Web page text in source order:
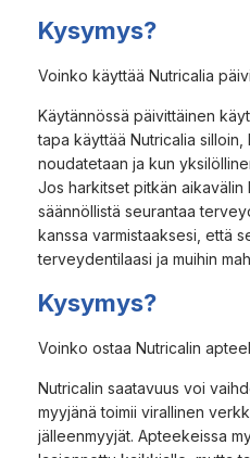
Kysymys?
Voinko käyttää Nutricalia
Käytännössä päivittäinen
tapa käyttää Nutricalia
noudatetaan ja kun
Jos harkitset pitkän aikavälin
säännöllistä seurantaa
kanssa varmistaaksesi, että
terveydentilaasi ja muihin
Kysymys?
Voinko ostaa Nutricalin
Nutricalin saatavuus voi
myyjänä toimii virallinen
jälleenmyyjät. Apteekeissa